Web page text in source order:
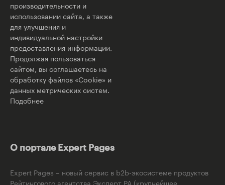
производительности и
использовании сайта, а также
для улучшения и
индивидуальной настройки
предоставления информации.
Продолжая пользоваться
сайтом, вы соглашаетесь на
обработку файлов «Cookie» и
данных метрических систем.
Подобнее
О портале Expert Pages
Expert Pages – новый сервис в b2b-экосистеме продуктов
Рейтингового агентства Эксперт РА (крупнейшее